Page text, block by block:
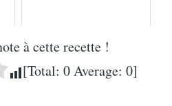
à cette recette !
[Total: 0Average: 0]